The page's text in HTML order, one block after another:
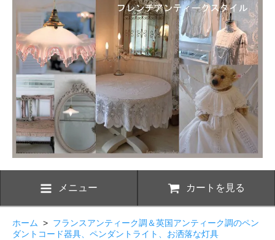
メニュー カートを見る
ホーム > フランスアンティーク調＆英国アンティーク調のペン
ダントコード器具、ペンダントライト、お洒落な灯具